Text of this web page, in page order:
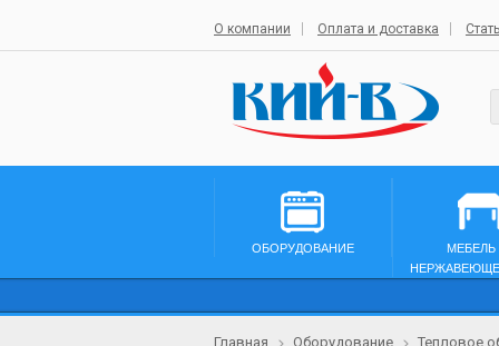
О компании Оплата и доставка
ОБОРУДОВАНИЕ
МЕБЕЛЬ
Главная Оборудование
Тепловое